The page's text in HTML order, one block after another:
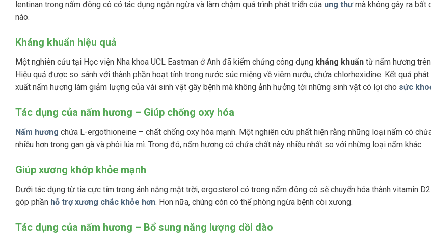
lentinan trong nấm đông cô có tác dụng ngăn ngừa và làm chậm quá trình phát triển của ung thưmà không gây ra bất
nào.
Kháng khuẩn hiệu quả
Một nghiên cứu tại Học viện Nha khoa UCL Eastman ở Anh đã kiểm chứng công dụng kháng khuẩn từ nấm hương
Hiệu quả được so sánh với thành phần hoạt tính trong nước súc miệng về viêm nướu, chứa chlorhexidine. Kết quả
xuất nấm hương làm giảm lượng của vài sinh vật gây bệnh mà không ảnh hưởng tới những sinh vật có lợi cho sức
Tác dụng của nấm hương – Giúp chống oxy hóa
Nấm hương chứa L-ergothioneine – chất chống oxy hóa mạnh. Một nghiên cứu phất hiện rằng những loại nấm có
nhiều hơn trong gan gà và phôi lúa mì. Trong đó, nấm hương có chứa chất này nhiều nhất so với những loại nấm khác.
Giúp xương khớp khỏe mạnh
Dưới tác dụng từ tia cực tím trong ánh nắng mặt trời, ergosterol có trong nấm đông cô sẽ chuyển hóa thành vitamin
góp phần hỗ trợ xương chắc khỏe hơn. Hơn nữa, chúng còn có thể phòng ngừa bệnh còi xương.
Tác dụng của nấm hương – Bổ sung năng lượng dồi dào